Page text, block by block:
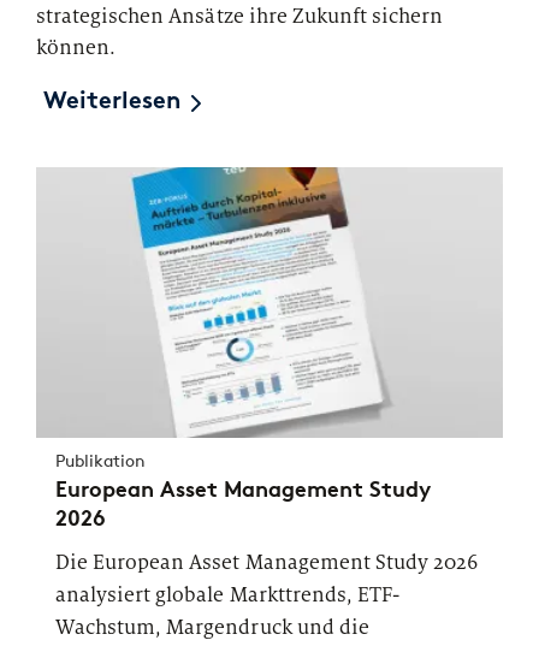
strategischen Ansätze ihre Zukunft sichern
können.
Weiterlesen
Publikation
European Asset Management Study
2026
Die European Asset Management Study 2026
analysiert globale Markttrends, ETF-
Wachstum, Margendruck und die